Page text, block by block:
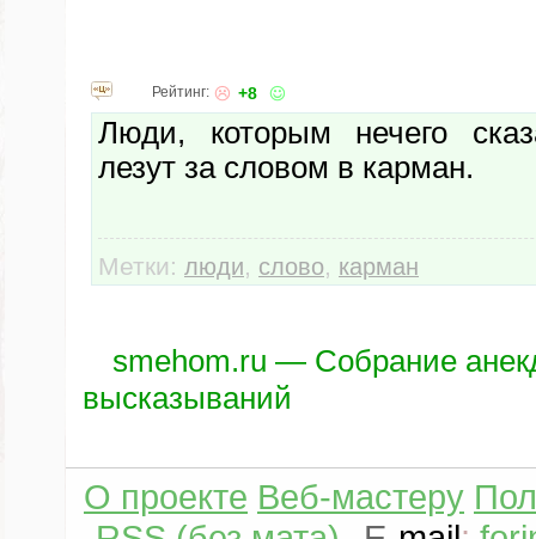
Рейтинг: +8
Люди, которым нечего
лезут за словом в карман.
Метки: люди, слово, карман
smehom.ru — Собрание
высказываний
О проекте Веб-мастеру